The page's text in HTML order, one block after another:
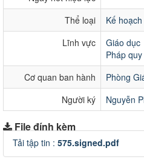
Thể loại
Kế hoạch
Lĩnh vực
Giáo dục
Pháp quy
Cơ quan ban hành
Phòng
Người ký
Nguyễn
File đính kèm
Tải tập tin : 575.signed.pdf